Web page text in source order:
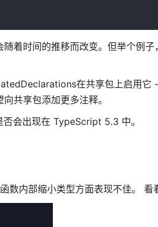
着时间的推移而改变。但举个例子
在共享包上启用它
共享包添加更多注释。
会出现在 TypeScript 5.3 中。
内部缩小类型方面表现不佳。 看